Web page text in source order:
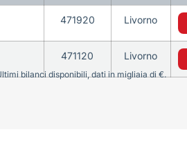
471920 Livorno
471120 Livorno
bilanci disponibili, dati in migliaia di €.